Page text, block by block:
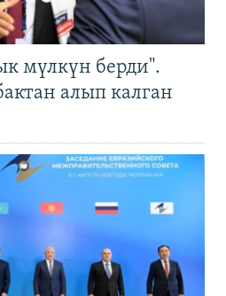
мүлкүн берди".
алып калган